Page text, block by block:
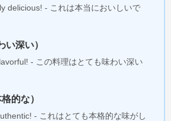
delicious! - これは本当においしいで
深い）
- この料理はとても味わい深い
的な）
- これはとても本格的な味がし